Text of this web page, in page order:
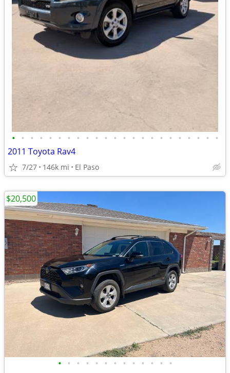
• • • • • • • • • • • • • • • • • • • • • • •
2011 Toyota Rav4
7/27 146k mi El Paso
• • • • • • • • • • • • •
$20,500